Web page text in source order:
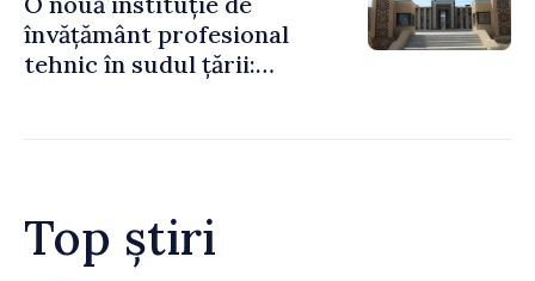
învățământ profesional
tehnic în sudul țării:
Top știri